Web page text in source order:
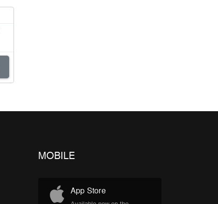
MOBILE
App Store